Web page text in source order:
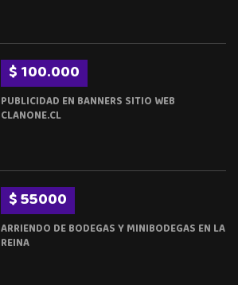
$ 100.000
PUBLICIDAD EN BANNERS SITIO WEB
CLANONE.CL
$ 55000
ARRIENDO DE BODEGAS Y MINIBODEGAS EN LA
REINA